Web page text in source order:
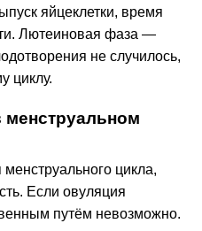
яйцеклетки, время
Лютеиновая фаза —
не случилось,
циклу.
менструальном
цикла,
Если овуляция
путём невозможно.